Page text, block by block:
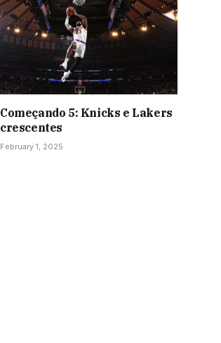
Começando 5: Knicks e Lakers
crescentes
February 1, 2025